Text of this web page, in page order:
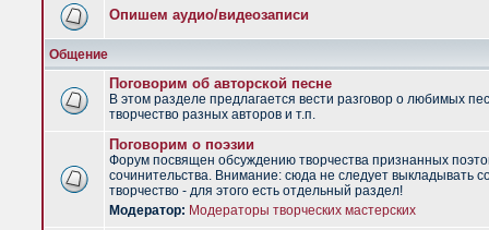
Опишем аудио/видеозаписи
Общение
Поговорим об авторской песне
В этом разделе предлагается вести разговор о любимых
творчество разных авторов и т.п.
Поговорим о поэзии
Форум посвящен обсуждению творчества признанных
сочинительства. Внимание: сюда не следует выкладывать
творчество - для этого есть отдельный раздел!
Модератор: Модераторы творческих мастерских